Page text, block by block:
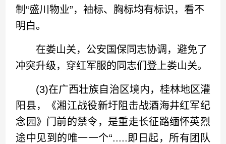
制“盛川物业”，袖标、胸标均有标识，看不
明白。
在娄山关，公安国保同志协调，避免了
冲突升级，穿红军服的同志们登上娄山关。
(3)在广西壮族自治区境内，桂林地区灌
阳县，《湘江战役新圩阻击战酒海井红军纪
念园》门前的禁令，是重走长征路缅怀英烈
途中见到的唯一一个“.....即日起，所有团队